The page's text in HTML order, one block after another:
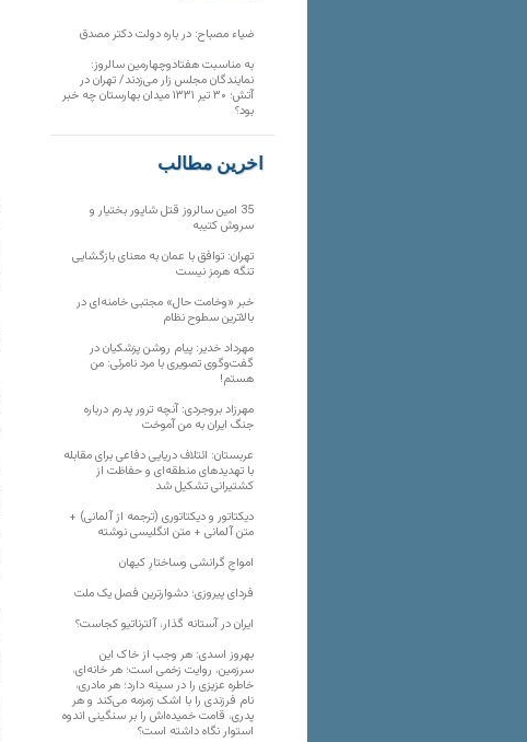
ضیاء مصباح: در باره دولت دکتر مصدق
به مناسبت هفتادوچهارمین سالروز:
نمایندگان مجلس زار می‌زدند/ تهران در
آتش؛ ۳۰ تیر ۱۳۳۱ میدان بهارستان چه خبر
بود؟
آخرین مطالب
35 امین سالروز قتل شاپور بختیار و
سروش کتیبه
تهران: توافق با عمان به معنای بازگشایی
تنگه هرمز نیست
خبر «وخامت حال» مجتبی خامنه‌ای در
بالاترین سطوح نظام
مهرداد خدیر: پیام روشن پزشکیان در
گفت‌و‌گوی تصویری با مرد نامرئی: من
هستم!
مهرزاد بروجردی: آنچه ترور پدرم درباره
جنگ ایران به من آموخت
عربستان: ائتلاف دریایی دفاعی برای مقابله
با تهدیدهای منطقه‌ای و حفاظت از
کشتیرانی تشکیل شد
دیکتاتور و دیکتاتوری (ترجمه از آلمانی) +
متن آلمانی + متن انگلیسی نوشته
‌امواجِ گرانشی وساختارِ کیهان
فردای پیروزی؛ دشوارترین فصل یک ملت
ایران در آستانه گذار، آلترناتیو کجاست؟
بهروز اسدی: هر وجب از خاک‌ این
سرزمین، روایت زخمی است؛ هر خانه‌ای،
خاطره عزیزی را در سینه دارد؛ هر مادری،
نام فرزندی را با اشک زمزمه می‌کند و هر
پدری، قامت خمیده‌اش را بر سنگینی اندوه
استوار نگاه داشته است؟